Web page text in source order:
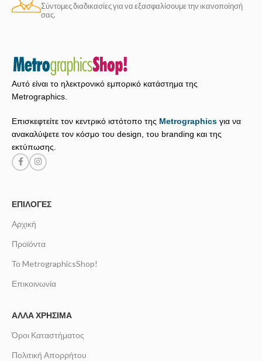
Σύντομες διαδικασίες για να εξασφαλίσουμε την ικανοποίησή
σας.
Αυτό είναι το ηλεκτρονικό εμπορικό κατάστημα της
Metrographics.
Επισκεφτείτε τον κεντρικό ιστότοπο της Metrographics για να
ανακαλύψετε τον κόσμο του design, του branding και της
εκτύπωσης.
ΕΠΙΛΟΓΈΣ
Αρχική
Προϊόντα
Το MetrographicsShop!
Επικοινωνία
ΆΛΛΑ ΧΡΉΣΙΜΑ
Όροι Καταστήματος
Πολιτική Απορρήτου